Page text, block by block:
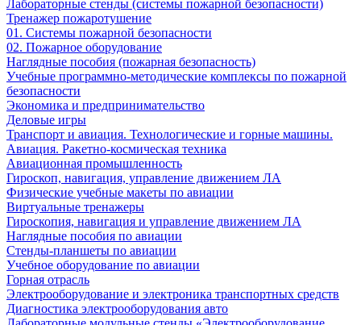
Лабораторные стенды (системы пожарной безопасности)
Тренажер пожаротушение
01. Системы пожарной безопасности
02. Пожарное оборудование
Наглядные пособия (пожарная безопасность)
Учебные программно-методические комплексы по пожарной
безопасности
Экономика и предпринимательство
Деловые игры
Транспорт и авиация. Технологические и горные машины.
Авиация. Ракетно-космическая техника
Авиационная промышленность
Гироскоп, навигация, управление движением ЛА
Физические учебные макеты по авиации
Виртуальные тренажеры
Гироскопия, навигация и управление движением ЛА
Наглядные пособия по авиации
Стенды-планшеты по авиации
Учебное оборудование по авиации
Горная отрасль
Электрооборудование и электроника транспортных средств
Диагностика электрооборудования авто